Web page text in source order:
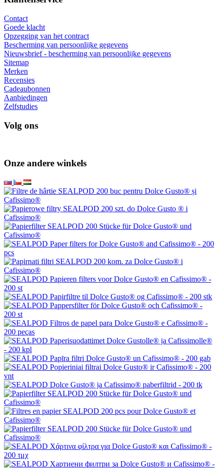
Contact
Goede klacht
Opzegging van het contract
Bescherming van persoonlijke gegevens
Nieuwsbrief - bescherming van persoonlijke gegevens
Sitemap
Merken
Recensies
Cadeaubonnen
Aanbiedingen
Zelfstudies
Volg ons
Onze andere winkels